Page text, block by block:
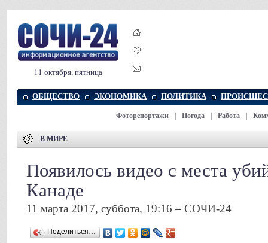
11 октября, пятница
ОБЩЕСТВО ЭКОНОМИКА ПОЛИТИКА
Фоторепортажи Погода Работа
В МИРЕ
Появилось видео с места
Канаде
11 марта 2017, суббота, 19:16 – СОЧИ-24
Поделиться…